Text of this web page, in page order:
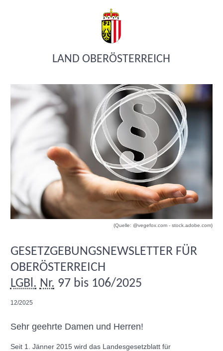
LAND OBERÖSTERREICH
(Quelle: @vegefox.com - stock.adobe.com)
GESETZGEBUNGSNEWSLETTER FÜR
OBERÖSTERREICH
LGBl. Nr. 97 bis 106/2025
12/2025
Sehr geehrte Damen und Herren!
Seit 1. Jänner 2015 wird das Landesgesetzblatt für